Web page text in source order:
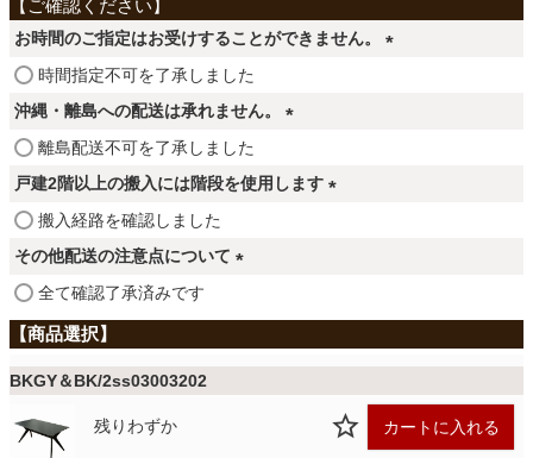
ファブリック
カーテン
マット
お時間のご指定はお受けすることができません。
時間指定不可を了承しました
沖縄・離島への配送は承れません。
必
離島配送不可を了承しました
戸建2階以上の搬入には階段を使用します
搬入経路を確認しました
その他配送の注意点について
必
須
)
全て確認了承済みです
BKGY＆BK/2ss03003202
残りわずか カートに入れる